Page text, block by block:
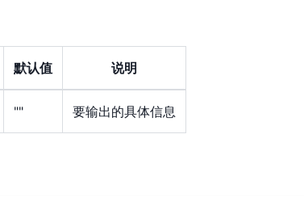
默认值 说明
"" 要输出的具体信息